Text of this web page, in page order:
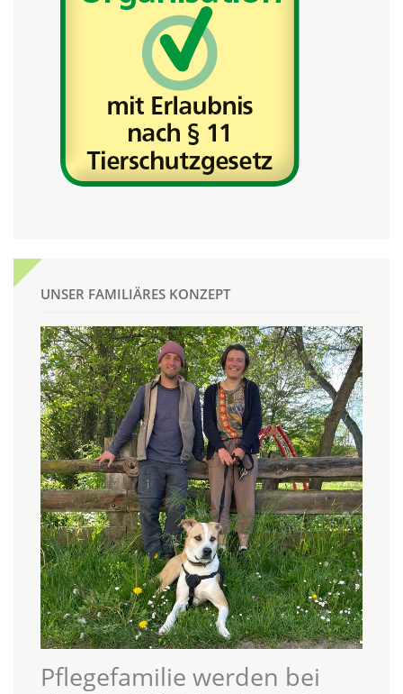
UNSER FAMILIÄRES KONZEPT
Pflegefamilie werden bei